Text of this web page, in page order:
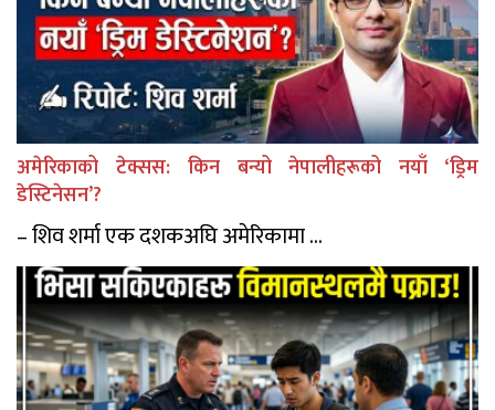
अमेरिकाको टेक्सस: किन बन्यो नेपालीहरूको नयाँ ‘ड्रिम
डेस्टिनेसन’?
– शिव शर्मा एक दशकअघि अमेरिकामा ...